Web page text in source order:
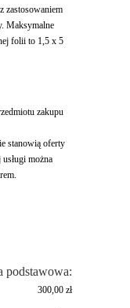
zastosowaniem
Maksymalne
folii to 1,5 x 5
zakupu
stanowią oferty
można
podstawowa:
300,00 zł